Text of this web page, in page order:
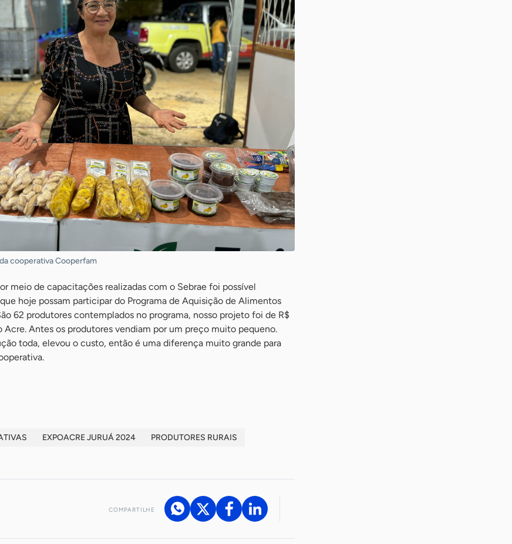
cooperativa Cooperfam
meio de capacitações realizadas com o Sebrae foi possível
hoje possam participar do Programa de Aquisição de Alimentos
62 produtores contemplados no programa, nosso projeto foi de R$
Acre. Antes os produtores vendiam por um preço muito pequeno.
toda, elevou o custo, então é uma diferença muito grande para
EXPOACRE JURUÁ 2024
PRODUTORES RURAIS
COMPARTILHE